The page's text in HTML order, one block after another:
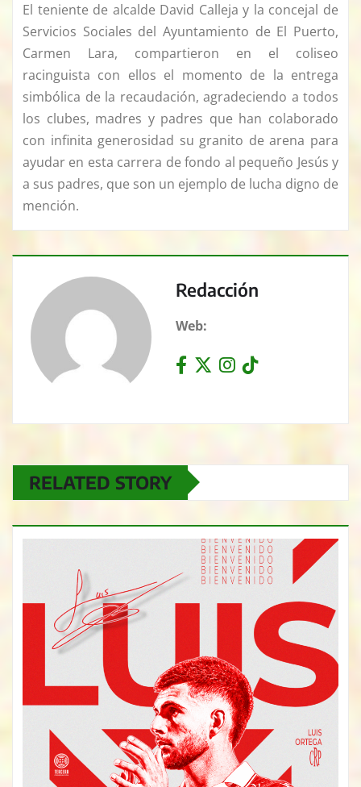
El teniente de alcalde David Calleja y la concejal de
Servicios Sociales del Ayuntamiento de El Puerto,
Carmen Lara, compartieron en el coliseo
racinguista con ellos el momento de la entrega
simbólica de la recaudación, agradeciendo a todos
los clubes, madres y padres que han colaborado
con infinita generosidad su granito de arena para
ayudar en esta carrera de fondo al pequeño Jesús y
a sus padres, que son un ejemplo de lucha digno de
mención.
Redacción
Web:
RELATED STORY